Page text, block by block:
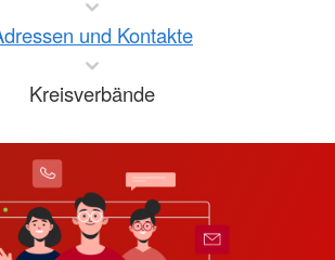
und Kontakte
Kreisverbände